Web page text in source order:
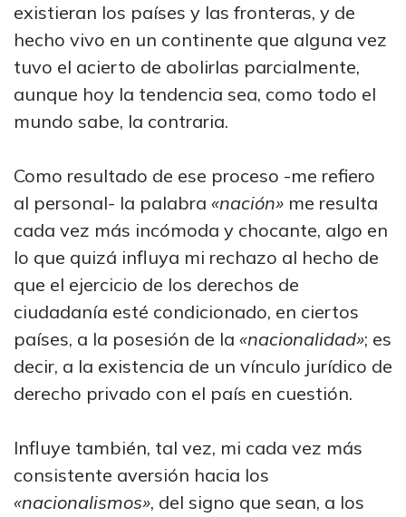
existieran los países y las fronteras, y de
hecho vivo en un continente que alguna vez
tuvo el acierto de abolirlas parcialmente,
aunque hoy la tendencia sea, como todo el
mundo sabe, la contraria.
Como resultado de ese proceso -me refiero
al personal- la palabra «nación» me resulta
cada vez más incómoda y chocante, algo en
lo que quizá influya mi rechazo al hecho de
que el ejercicio de los derechos de
ciudadanía esté condicionado, en ciertos
países, a la posesión de la «nacionalidad»; es
decir, a la existencia de un vínculo jurídico de
derecho privado con el país en cuestión.
Influye también, tal vez, mi cada vez más
consistente aversión hacia los
«nacionalismos», del signo que sean, a los